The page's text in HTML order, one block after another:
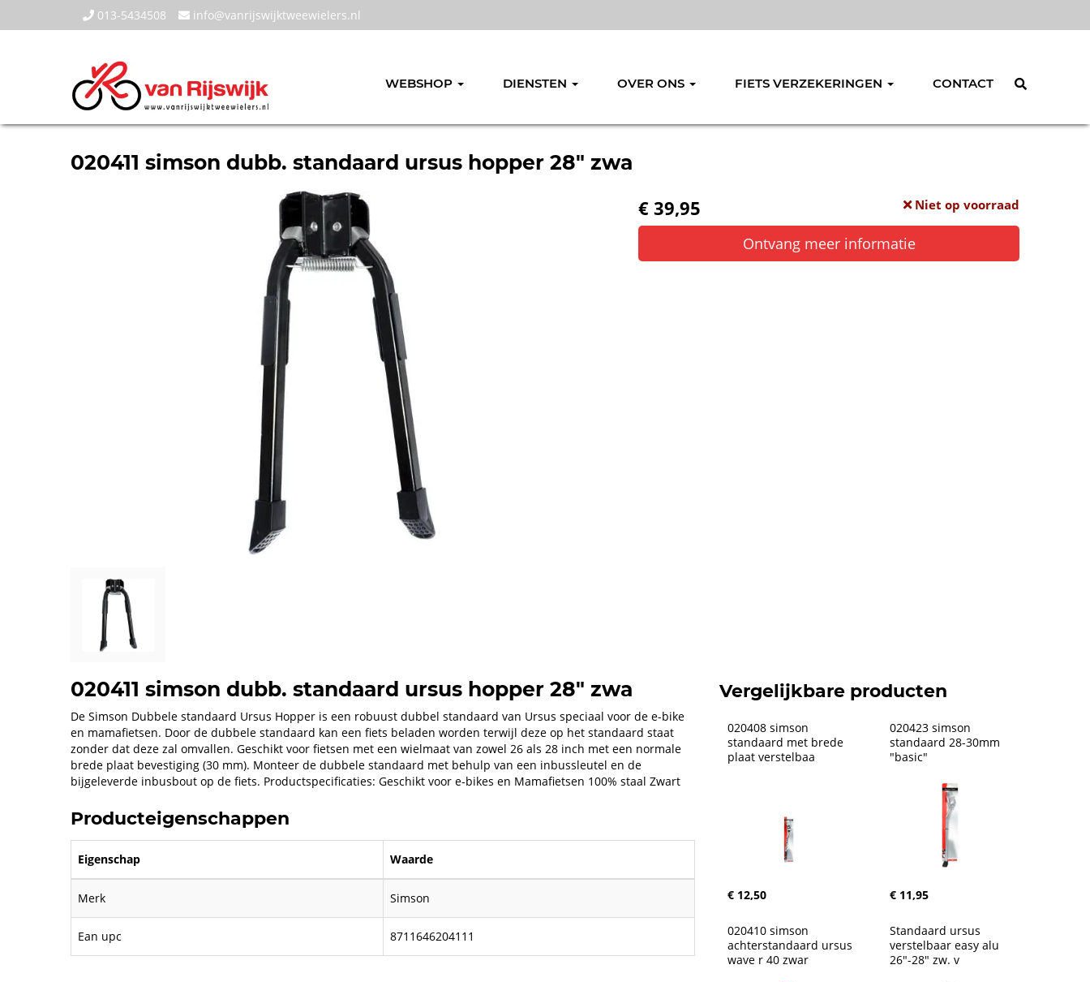
013-5434508 info@vanrijswijktweewielers.nl
WEBSHOP DIENSTEN OVER ONS FIETS VERZEKERINGEN CONTACT
020411 simson dubb. standaard ursus hopper 28" zwa
€ 39,95
Niet op voorraad
Ontvang meer informatie
020411 simson dubb. standaard ursus hopper 28" zwa
De Simson Dubbele standaard Ursus Hopper is een robuust dubbel standaard van Ursus speciaal voor de e-bike
en mamafietsen. Door de dubbele standaard kan een fiets beladen worden terwijl deze op het standaard staat
zonder dat deze zal omvallen. Geschikt voor fietsen met een wielmaat van zowel 26 als 28 inch met een normale
brede plaat bevestiging (30 mm). Monteer de dubbele standaard met behulp van een inbussleutel en de
bijgeleverde inbusbout op de fiets. Productspecificaties: Geschikt voor e-bikes en Mamafietsen 100% staal Zwart
Producteigenschappen
Eigenschap Waarde
Merk Simson
Ean upc 8711646204111
Vergelijkbare producten
020408 simson
standaard met brede
plaat verstelbaa
€ 12,50
020423 simson
standaard 28-30mm
"basic"
€ 11,95
020410 simson
achterstandaard ursus
wave r 40 zwar
Standaard ursus
verstelbaar easy alu
26"-28" zw. v